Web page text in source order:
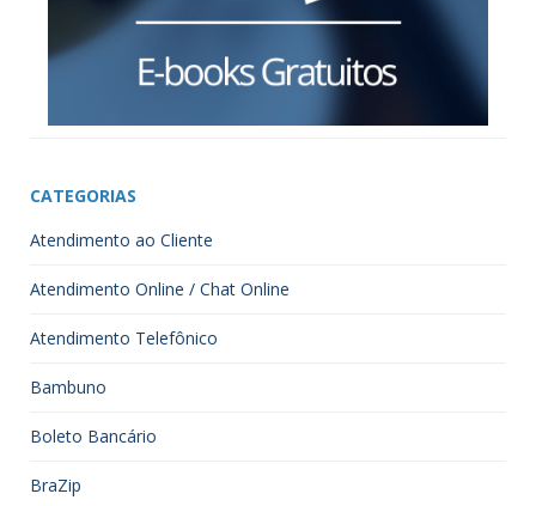
CATEGORIAS
Atendimento ao Cliente
Atendimento Online / Chat Online
Atendimento Telefônico
Bambuno
Boleto Bancário
BraZip